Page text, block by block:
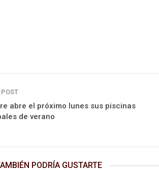
POST
abre el próximo lunes sus piscinas
de verano
PODRÍA GUSTARTE